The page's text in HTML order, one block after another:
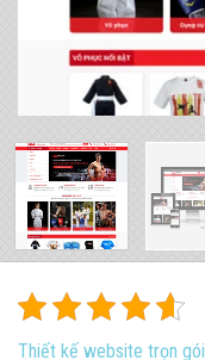
Thiết kế website trọn gói